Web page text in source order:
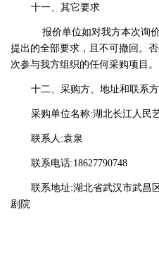
十一、其它要求
报价单位如对我方本次询
提出的全部要求，且不可撤回。
次参与我方组织的任何采购项目。
十二、采购方、地址和联系方
采购单位名称:湖北长江人民
联系人:袁泉
联系电话:18627790748
联系地址:湖北省武汉市武昌
剧院